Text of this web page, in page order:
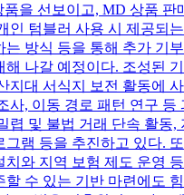
품을 선보이고, MD 상품 판
인 텀블러 사용 시 제공되
는 방식 등을 통해 추가 기
해 나갈 예정이다. 조성된
지대 서식지 보전 활동에
사, 이동 경로 패턴 연구 등
렵 및 불법 거래 단속 활동,
그램 등을 추진하고 있다.
치와 지역 보험 제도 운영
할 수 있는 기반 마련에도